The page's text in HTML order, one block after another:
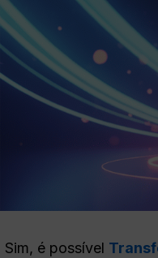
Sim, é possível